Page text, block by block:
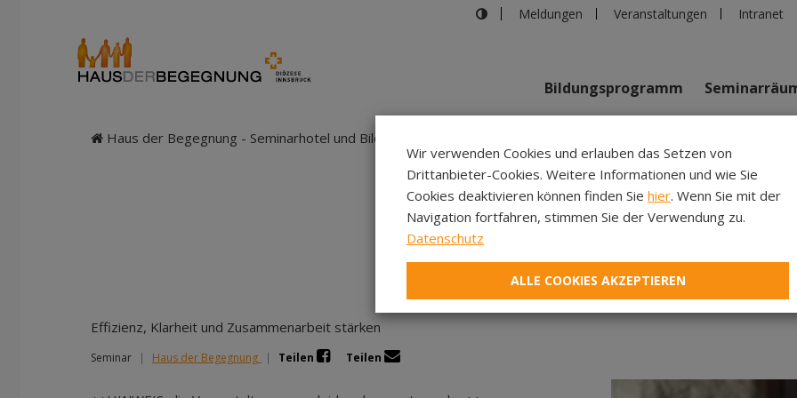
Meldungen Veranstaltungen Intranet
Bildungsprogramm
Haus der Begegnung - Seminarhotel und Bildungshaus in Innsbruck
ABGESAGT Meeting-Kultur
Effizienz, Klarheit und Zusammenarbeit stärken
Seminar | Haus der Begegnung | Teilen Teilen
Wir verwenden Cookies und erlauben das Setzen von
Drittanbieter-Cookies. Weitere Informationen und wie Sie
Cookies deaktivieren können finden Sie hier. Wenn Sie mit der
Navigation fortfahren, stimmen Sie der Verwendung zu.
Datenschutz
ALLE COOKIES AKZEPTIEREN